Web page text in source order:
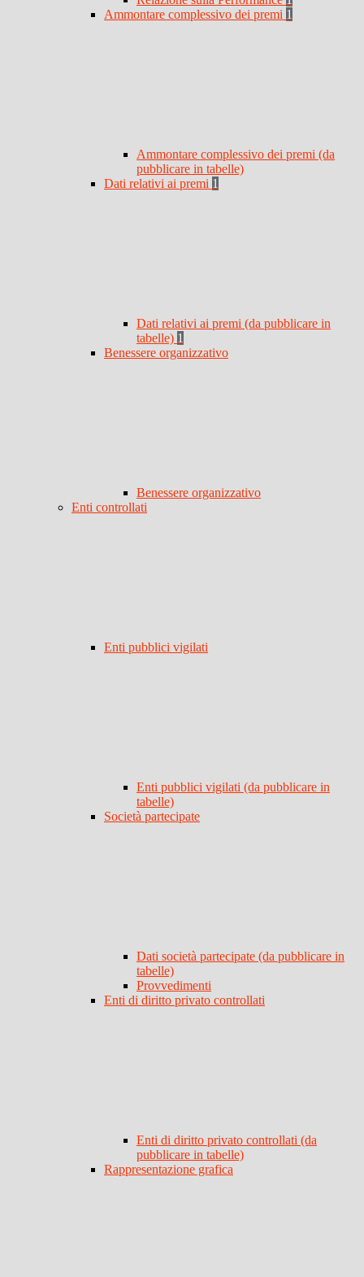
Ammontare complessivo dei premi 1
Ammontare complessivo dei premi (da
pubblicare in tabelle)
Dati relativi ai premi 1
Dati relativi ai premi (da pubblicare in
tabelle) 1
Benessere organizzativo
Benessere organizzativo
Enti controllati
Enti pubblici vigilati
Enti pubblici vigilati (da pubblicare in
tabelle)
Società partecipate
Dati società partecipate (da pubblicare in
tabelle)
Provvedimenti
Enti di diritto privato controllati
Enti di diritto privato controllati (da
pubblicare in tabelle)
Rappresentazione grafica